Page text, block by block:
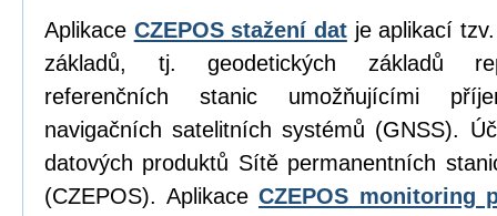
Aplikace CZEPOS stažení datje aplikací
základů, tj. geodetických základů
referenčních stanic umožňujícími
navigačních satelitních systémů (GNSS).
datových produktů Sítě permanentních
(CZEPOS). Aplikace CZEPOS monitoring